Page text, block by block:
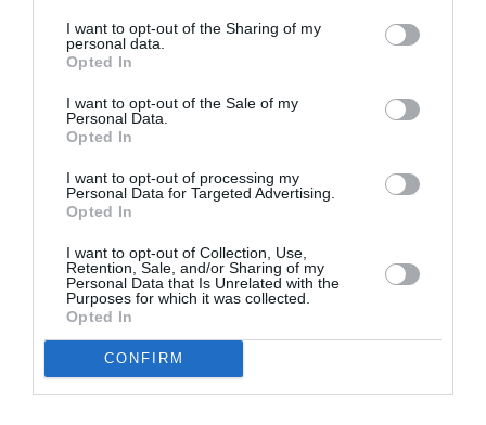
I want to opt-out of the Sharing of my
personal data.
Opted In
I want to opt-out of the Sale of my
Personal Data.
Opted In
I want to opt-out of processing my
Personal Data for Targeted Advertising.
Opted In
I want to opt-out of Collection, Use,
Retention, Sale, and/or Sharing of my
Personal Data that Is Unrelated with the
Purposes for which it was collected.
Opted In
CONFIRM
αναφέρουν ότι η δουλειά στο Λούβρο έχει
εξελιχθεί σε καθημερινό αγώνα αντοχής,
ιδιαίτερα αυτή την εποχή, που οι υπερβολικά
λίγοι χώροι αναψυχής και WC συνδυάζονται με
την καλοκαιρινή ζέστη.
Μόνος την αίθουσα της
λεγόμενηSalle des Etats, τη μεγαλύτερη του
μουσείου, συνωστίζονται καθημερινά γύρω στα
20.000 άτομα
με το αριστούργημα του
Βίντσι. «Δεν βλέπεις τον πίνακα» αναφέρει